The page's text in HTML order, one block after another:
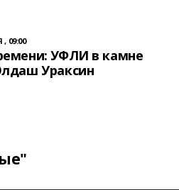
09:00
УФЛИ в камне
Ураксин